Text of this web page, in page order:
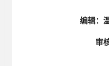
编辑：
审